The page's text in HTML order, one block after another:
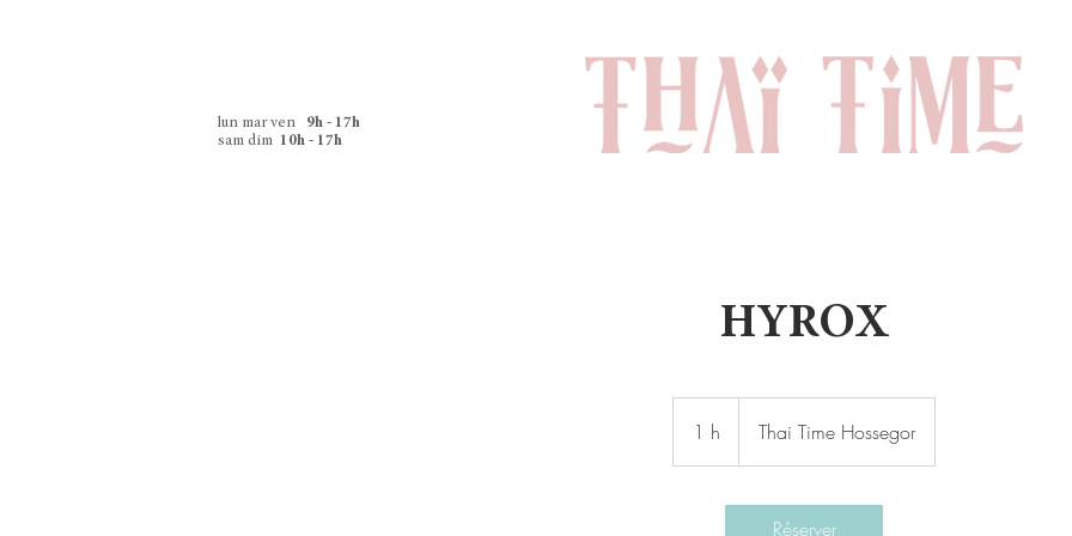
lun mar ven 9h - 17h
sam dim 10h - 17h
HYROX
1 h Thai Time Hossegor
Réserver